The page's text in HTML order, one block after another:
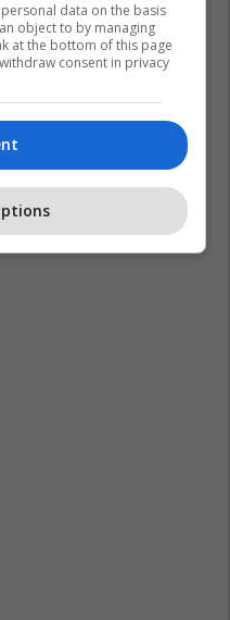
data on the basis
object to by managing
at the bottom of this page
consent in privacy